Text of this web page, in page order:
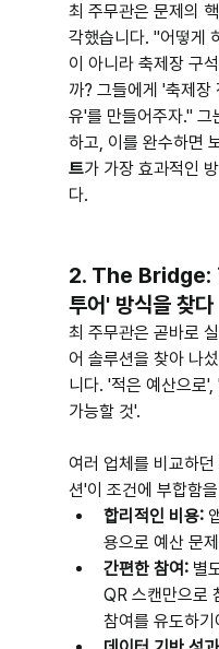
최 주무관은 문제의 핵
각했습니다. "어떻게
이 아니라 축제장 구
까? 그들에게 '축제장
유'를 만들어주자." 그
하고, 이를 완수하면
트가 가장 효과적인
다.
2. The Bridge:
투어' 방식을 찾다
최 주무관은 곧바로
어 솔루션을 찾아 나
니다. '적은 예산으로',
가능할 것'.
여러 업체를 비교하
션'이 조건에 부합함
합리적인 비용:
용으로 예산 문
간편한 참여: 별
QR 스캔만으로
참여를 유도하